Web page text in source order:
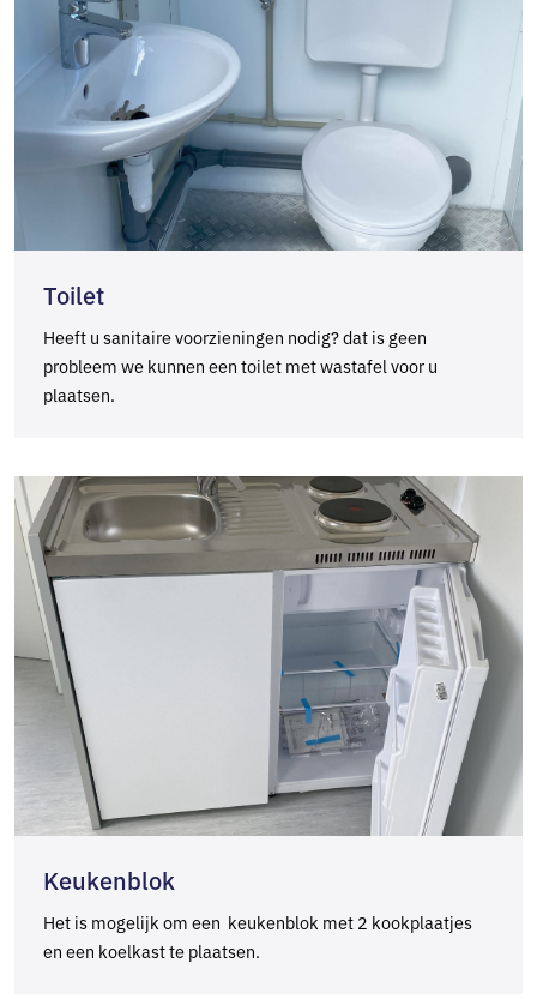
Toilet
Heeft u sanitaire voorzieningen nodig? dat is geen
probleem we kunnen een toilet met wastafel voor u
plaatsen.
Keukenblok
Het is mogelijk om een keukenblok met 2 kookplaatjes
en een koelkast te plaatsen.